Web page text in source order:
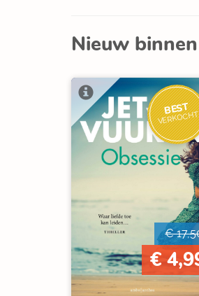
Nieuw binnen
BEST
VERKOCHT
€
€